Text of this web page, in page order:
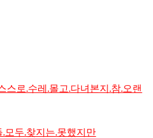
스로.수레.몰고.다녀본지.참.오랜
모두.찾지는.못했지만